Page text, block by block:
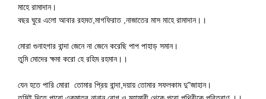
মাহে রামাদান।
বছর ঘুরে এলো আবার রহমত,মাগফিরাত ,নাজাতের মাস মাহে রামাদান।।
মোরা গুনাহগার বান্দা জেনে না জেনে করেছি পাপ পাহাড় সমান।
তুমি মোদের ক্ষমা করো হে রহিম রহমান।।
যেন হতে পারি মোরা তোমার প্রিয় বান্দা,দয়ায় তোমার সফলকাম দু"জাহান।